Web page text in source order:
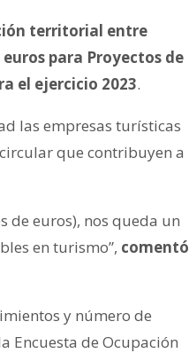
territorial entre
para Proyectos de
el ejercicio 2023.
las empresas turísticas
que contribuyen a
de euros), nos queda un
en turismo”, comentó
y número de
Encuesta de Ocupación